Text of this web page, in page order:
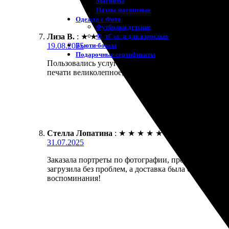
Пазлы магнитные
Одежда с Фото
Футболки детские
Футболки для взрослых
Бьюти-боксы
Подарочные сертификаты
Лиза В. : ★ ★ ★ ★ ★
19.08.2025
Пользовались услугами этой компании. Заказали
печати великолепное, цвета яркие. Доставили в
Стелла Лопатина : ★ ★ ★ ★ ★
31.07.2025
Заказала портреты по фотографии, процесс
загрузила без проблем, а доставка была
воспоминания!